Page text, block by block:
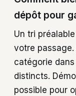
dépôt pour
Un tri
votre
catégorie
distincts.
possible pour